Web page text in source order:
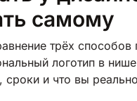
самому
трёх способов
логотип в
сроки и что вы